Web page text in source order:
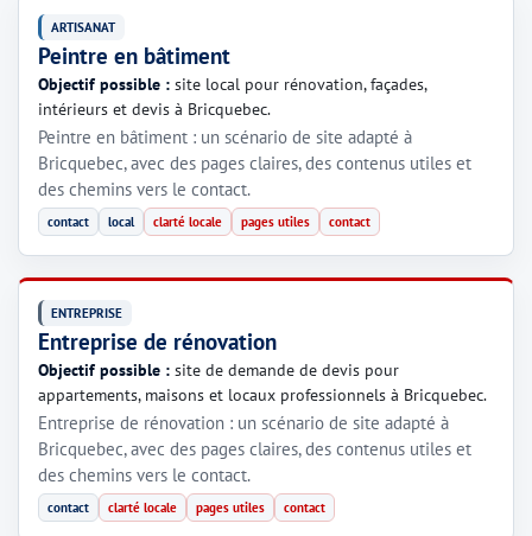
ARTISANAT
Peintre en bâtiment
Objectif possible : site local pour rénovation, façades,
intérieurs et devis à Bricquebec.
Peintre en bâtiment : un scénario de site adapté à
Bricquebec, avec des pages claires, des contenus utiles et
des chemins vers le contact.
contact local clarté locale pages utiles contact
ENTREPRISE
Entreprise de rénovation
Objectif possible : site de demande de devis pour
appartements, maisons et locaux professionnels à Bricquebec.
Entreprise de rénovation : un scénario de site adapté à
Bricquebec, avec des pages claires, des contenus utiles et
des chemins vers le contact.
contact clarté locale pages utiles contact